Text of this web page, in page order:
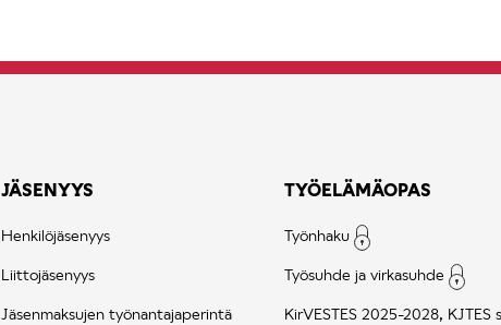
JÄSENYYS
Henkilöjäsenyys
Liittojäsenyys
Jäsenmaksujen työnantajaperintä
TYÖELÄMÄOPAS
Työnhaku
Työsuhde ja virkasuhde
KirVESTES 2025-2028, KJTES